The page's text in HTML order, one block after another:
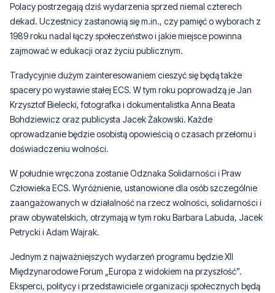
zajmować w edukacji oraz życiu publicznym.
Tradycyjnie dużym zainteresowaniem cieszyć się będą także
spacery po wystawie stałej ECS. W tym roku poprowadzą je Jan
Bohdziewicz oraz publicysta Jacek Żakowski. Każde
oprowadzanie będzie osobistą opowieścią o czasach przełomu i
doświadczeniu wolności.
W południe wręczona zostanie Odznaka Solidarności i Praw
Człowieka ECS. Wyróżnienie, ustanowione dla osób szczególnie
praw obywatelskich, otrzymają w tym roku Barbara Labuda, Jacek
Petrycki i Adam Wajrak.
Jednym z najważniejszych wydarzeń programu będzie XII
Międzynarodowe Forum „Europa z widokiem na przyszłość”.
rozmawiać m.in. o odbudowie Ukrainy, europejskiej solidarności
oraz roli niezależnych mediów w czasach dynamicznych
przemian politycznych i społecznych.